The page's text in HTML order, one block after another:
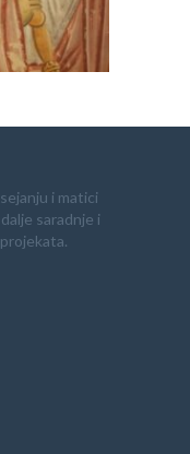
i matici
saradnje i